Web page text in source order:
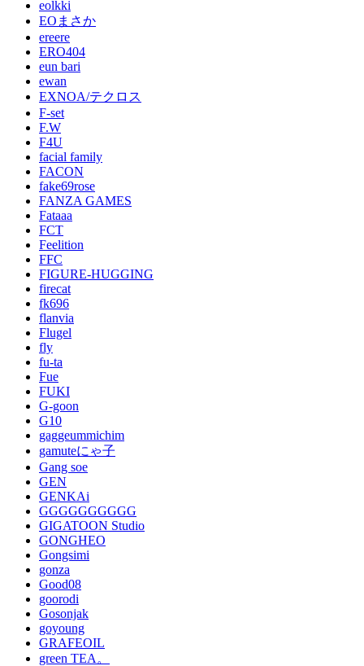
eolkki
EOまさか
ereere
ERO404
eun bari
ewan
EXNOA/テクロス
F-set
F.W
F4U
facial family
FACON
fake69rose
FANZA GAMES
Fataaa
FCT
Feelition
FFC
FIGURE-HUGGING
firecat
fk696
flanvia
Flugel
fly
fu-ta
Fue
FUKI
G-goon
G10
gaggeummichim
gamuteにゃ子
Gang soe
GEN
GENKAi
GGGGGGGGGG
GIGATOON Studio
GONGHEO
Gongsimi
gonza
Good08
goorodi
Gosonjak
goyoung
GRAFEOIL
green TEA。